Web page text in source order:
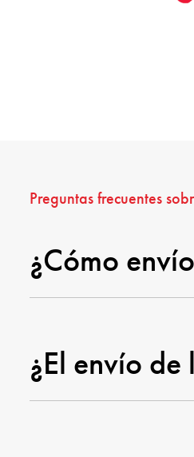
Preguntas frecuentes
¿Cómo
¿El envío